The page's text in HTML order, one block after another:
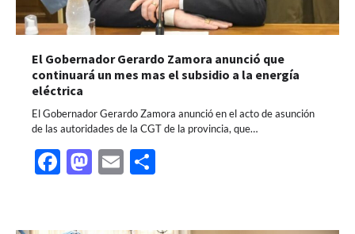
El Gobernador Gerardo Zamora anunció que
continuará un mes mas el subsidio a la energía
eléctrica
El Gobernador Gerardo Zamora anunció en el acto de asunción
de las autoridades de la CGT de la provincia, que…
Facebook
Mastodon
Email